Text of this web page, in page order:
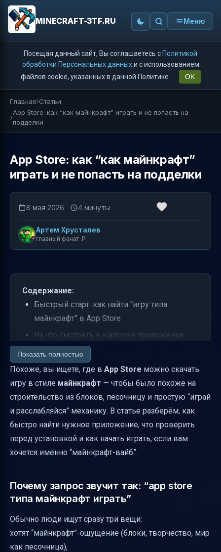
MINECRAFT-3TF.RU Меню
Посещая данный сайт, Вы соглашаетесь с Политикой
обработки Персональных данныхи с использованием
файлов cookie, указанных в данной Политике.
OK
Главная Статьи
App Store: как “как майнкрафт” играть и не попасть на
подделки
App Store: как “как майнкрафт”
играть и не попасть на подделки
8 мая 2026 4 минуты
Артем Хрусталев
главный фанат :P
Содержание:
Быстрый старт: как найти “игру типа
майнкрафт” в App Store
На что смотреть в карточке приложения
перед установкой
Пример того, что часто ищут “как
майнкрафт”
Как начать играть после установки
Частые проблемы и как их избежать
Если вы имели в виду “похожие миры” и
режимы
Показать полностью
Похоже, вы ищете, где в App Store можно скачать
игру в стиле майнкрафт — чтобы было похоже на
строительство из блоков, песочницу и простую “играй
и расслабляйся” механику. В статье разберём, как
быстро найти нужное приложение, что проверить
перед установкой и как начать играть, если вам
хочется именно “майнкрафт-вайб”.
Почему запрос звучит так: “app store
типа майнкрафт играть”
Обычно люди ищут сразу три вещи:
хотят “майнкрафт”-ощущение (блоки, творчество, мир
как песочница),